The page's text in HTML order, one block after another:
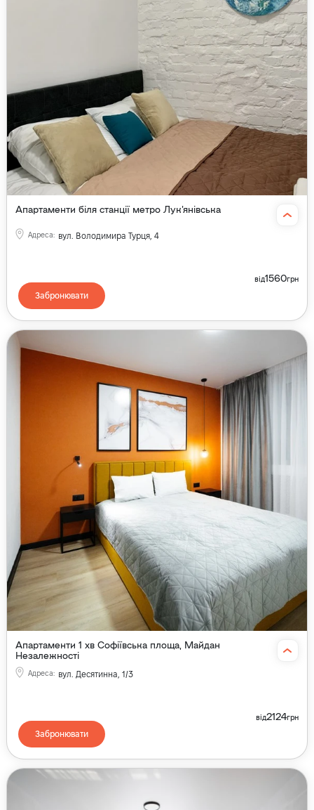
Апартаменти біля станції метро Лук'янівська
Адреса: вул. Володимира Турця, 4
від1560грн
Забронювати
Апартаменти 1 хв Софіївська площа, Майдан
Незалежності
Адреса: вул. Десятинна, 1/3
від2124грн
Забронювати